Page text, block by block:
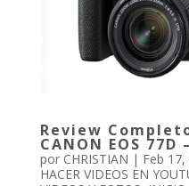
Review
CANON EOS
por CHRISTIAN | Feb 17,
HACER VIDEOS EN